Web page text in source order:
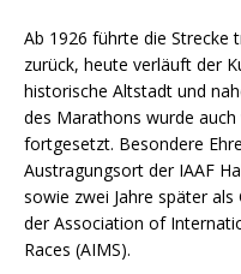
Ab 1926 führte die Strecke
zurück, heute verläuft der
historische Altstadt und
des Marathons wurde
fortgesetzt. Besondere
Austragungsort der IAAF
sowie zwei Jahre später
der Association of
Races (AIMS).